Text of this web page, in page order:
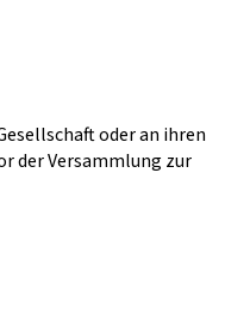
oder an ihren
der Versammlung zur